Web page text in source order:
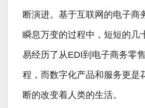
断演进。基于互联网的电子商
瞬息万变的过程中，短短的几
易经历了从EDI到电子商务零
程，而数字化产品和服务更是
断的改变着人类的生活。